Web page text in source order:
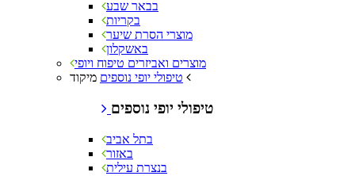
בבאר שבע
בקריות
מוצרי הסרת שיער
באשקלון
מוצרים ואביזרים טיפוח ויופי
טיפולי יופי נוספים
טיפולי יופי נוספים
בתל אביב
באזור
בנצרת עילית